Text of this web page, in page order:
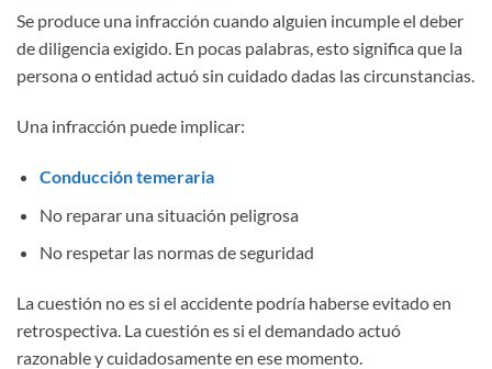
Se produce una infracción cuando alguien incumple el deber
de diligencia exigido. En pocas palabras, esto significa que la
persona o entidad actuó sin cuidado dadas las circunstancias.
Una infracción puede implicar:
Conducción temeraria
No reparar una situación peligrosa
No respetar las normas de seguridad
La cuestión no es si el accidente podría haberse evitado en
retrospectiva. La cuestión es si el demandado actuó
razonable y cuidadosamente en ese momento.